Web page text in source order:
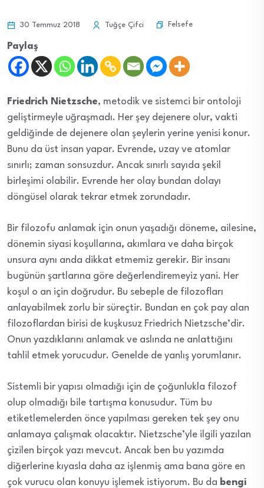
30 Temmuz 2018 Tuğçe Çifci Felsefe
Paylaş
Friedrich Nietzsche, metodik ve sistemci bir ontoloji
geliştirmeyle uğraşmadı. Her şey dejenere olur, vakti
geldiğinde de dejenere olan şeylerin yerine yenisi konur.
Bunu da üst insan yapar. Evrende, uzay ve atomlar
sınırlı; zaman sonsuzdur. Ancak sınırlı sayıda şekil
birleşimi olabilir. Evrende her olay bundan dolayı
döngüsel olarak tekrar etmek zorundadır.
Bir filozofu anlamak için onun yaşadığı döneme, ailesine,
dönemin siyasi koşullarına, akımlara ve daha birçok
unsura aynı anda dikkat etmemiz gerekir. Bir insanı
bugünün şartlarına göre değerlendiremeyiz yani. Her
koşul o an için doğrudur. Bu sebeple de filozofları
anlayabilmek zorlu bir süreçtir. Bundan en çok pay alan
filozoflardan birisi de kuşkusuz Friedrich Nietzsche’dir.
Onun yazdıklarını anlamak ve aslında ne anlattığını
tahlil etmek yorucudur. Genelde de yanlış yorumlanır.
Sistemli bir yapısı olmadığı için de çoğunlukla filozof
olup olmadığı bile tartışma konusudur. Tüm bu
etiketlemelerden önce yapılması gereken tek şey onu
anlamaya çalışmak olacaktır. Nietzsche’yle ilgili yazılan
çizilen birçok yazı mevcut. Ancak ben bu yazımda
diğerlerine kıyasla daha az işlenmiş ama bana göre en
çok vurucu olan konuyu işlemek istiyorum. Bu da bengi